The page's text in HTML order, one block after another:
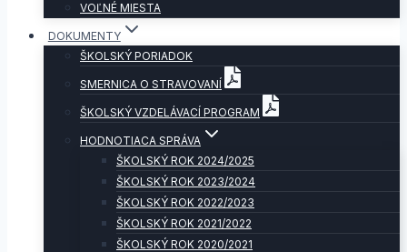
VOĽNÉ MIESTA
DOKUMENTY
ŠKOLSKÝ PORIADOK
SMERNICA O STRAVOVANÍ
ŠKOLSKÝ VZDELÁVACÍ PROGRAM
HODNOTIACA SPRÁVA
ŠKOLSKÝ ROK 2024/2025
ŠKOLSKÝ ROK 2023/2024
ŠKOLSKÝ ROK 2022/2023
ŠKOLSKÝ ROK 2021/2022
ŠKOLSKÝ ROK 2020/2021